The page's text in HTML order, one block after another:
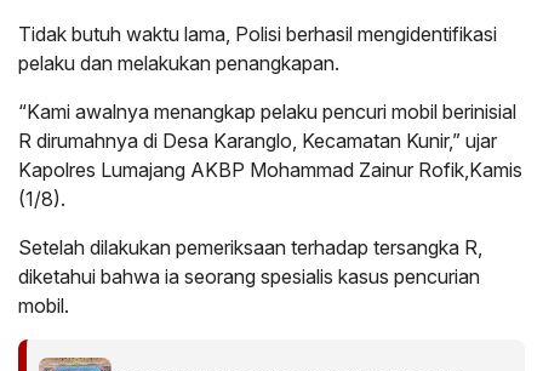
Tidak butuh waktu lama, Polisi berhasil mengidentifikasi
pelaku dan melakukan penangkapan.
“Kami awalnya menangkap pelaku pencuri mobil berinisial
R dirumahnya di Desa Karanglo, Kecamatan Kunir,” ujar
Kapolres Lumajang AKBP Mohammad Zainur Rofik,Kamis
(1/8).
Setelah dilakukan pemeriksaan terhadap tersangka R,
diketahui bahwa ia seorang spesialis kasus pencurian
mobil.